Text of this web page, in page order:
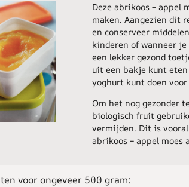
Deze abrikoos – appel
maken. Aangezien dit
en conserveer
kinderen of wanneer
een lekker gezond
uit een bakje kunt
yoghurt kunt doen
Om het nog gezonder
biologisch fruit
vermijden. Dit is
abrikoos – appel moes
voor ongeveer 500 gram: